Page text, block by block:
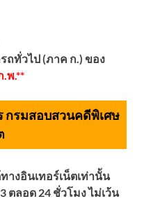
ทั่วไป (ภาค ก.) ของ
.พ.**
กรมสอบสวนคดีพิเศษ
างอินเทอร์เน็ตเท่านั้น
ตลอด 24 ชั่วโมง ไม่เว้น